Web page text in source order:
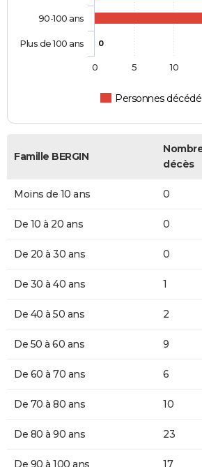
0
Personnes
90-100 ans
Plus de 100 ans
0 5 10
Famille BERGIN
décès
Moins de 10 ans 0
De 10 à 20 ans 0
De 20 à 30 ans 0
De 30 à 40 ans 1
De 40 à 50 ans 2
De 50 à 60 ans 9
De 60 à 70 ans 6
De 70 à 80 ans 10
De 80 à 90 ans 23
De 90 à 100 ans 17